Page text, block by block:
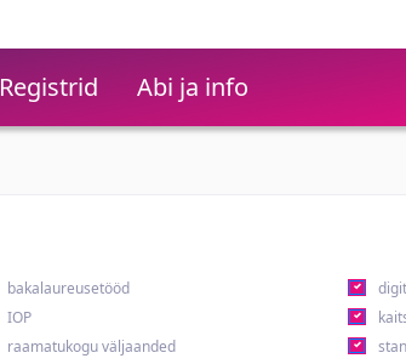
Registrid Abi ja info
bakalaureusetööd
IOP
raamatukogu väljaanded